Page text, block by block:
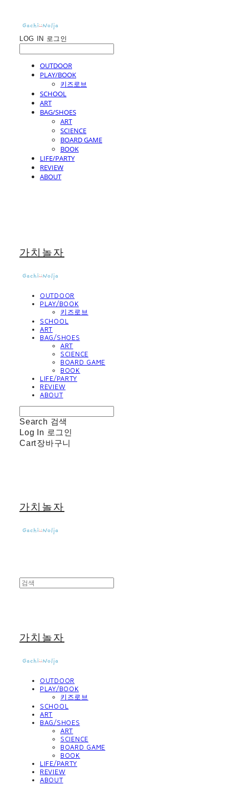
LOG IN 로그인
OUTDOOR
PLAY/BOOK
키즈로브
SCHOOL
ART
BAG/SHOES
ART
SCIENCE
BOARD GAME
BOOK
LIFE/PARTY
REVIEW
ABOUT
가치놀자
OUTDOOR
PLAY/BOOK
키즈로브
SCHOOL
ART
BAG/SHOES
ART
SCIENCE
BOARD GAME
BOOK
LIFE/PARTY
REVIEW
ABOUT
Search 검색
Log In 로그인
Cart장바구니
가치놀자
가치놀자
OUTDOOR
PLAY/BOOK
키즈로브
SCHOOL
ART
BAG/SHOES
ART
SCIENCE
BOARD GAME
BOOK
LIFE/PARTY
REVIEW
ABOUT